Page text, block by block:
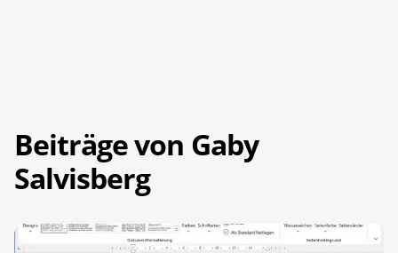
Beiträge von Gaby
Salvisberg